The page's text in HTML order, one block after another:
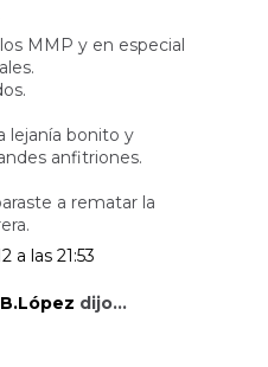
MMP y en especial
lejanía bonito y
anfitriones.
a rematar la
a las 21:53
dijo...